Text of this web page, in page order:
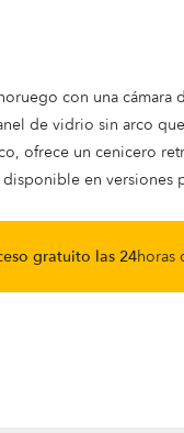
con una
de vidrio sin arco
ofrece un cenicero
en versiones
gratuito las 24horas